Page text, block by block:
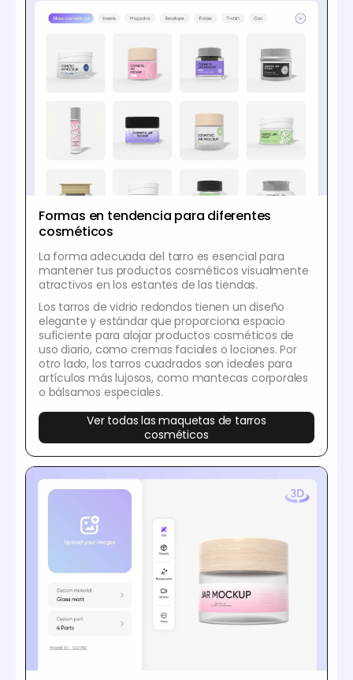
Formas en tendencia para diferentes
cosméticos
La forma adecuada del tarro es esencial para
mantener tus productos cosméticos visualmente
atractivos en los estantes de las tiendas.
Los tarros de vidrio redondos tienen un diseño
elegante y estándar que proporciona espacio
suficiente para alojar productos cosméticos de
uso diario, como cremas faciales o lociones. Por
otro lado, los tarros cuadrados son ideales para
artículos más lujosos, como mantecas corporales
o bálsamos especiales.
Ver todas las maquetas de tarros
cosméticos